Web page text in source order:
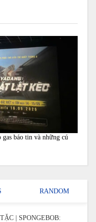
báo tin và những cú
RANDOM
| SPONGEBOB: